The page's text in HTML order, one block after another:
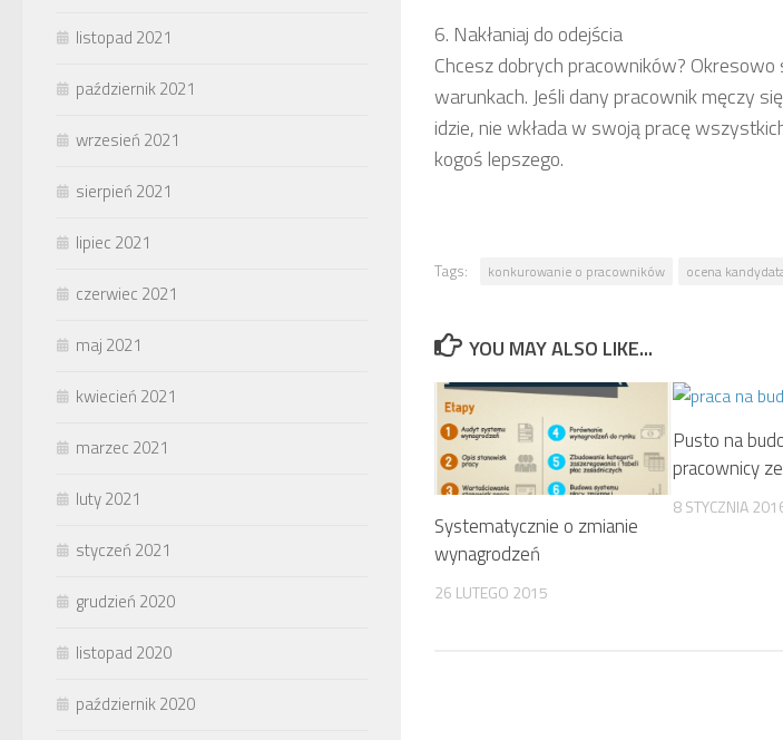
6. Nakłaniaj do odejścia
Chcesz dobrych pracowników? Okresowo
warunkach. Jeśli dany pracownik męczy
idzie, nie wkłada w swoją pracę
kogoś lepszego.
Tags: konkurowanie o pracowników ocena
YOU MAY ALSO LIKE...
Systematycznie o zmianie
wynagrodzeń
26 LUTEGO 2015
Pusto na
pracownicy
8 STYCZNIA
listopad 2021
październik 2021
wrzesień 2021
sierpień 2021
lipiec 2021
czerwiec 2021
maj 2021
kwiecień 2021
marzec 2021
luty 2021
styczeń 2021
grudzień 2020
listopad 2020
październik 2020